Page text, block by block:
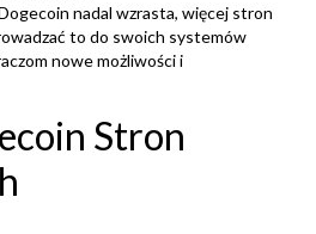
nadal wzrasta, więcej stron
to do swoich systemów
nowe możliwości i
Stron